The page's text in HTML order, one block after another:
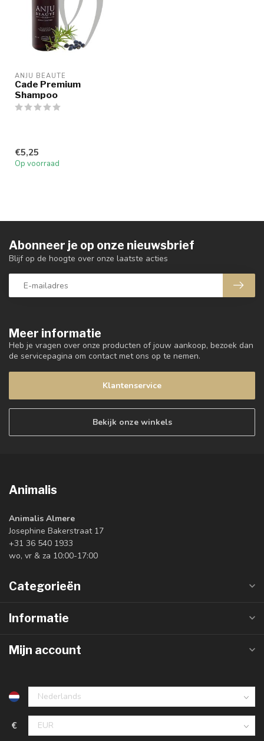
ANJU BEAUTE
Cade Premium
Shampoo
€5,25
Op voorraad
Meer informatie
Heb je vragen over onze producten of jouw aankoop, bezoek dan
de servicepagina om contact met ons op te nemen.
Klantenservice
Bekijk onze winkels
Abonneer je op onze nieuwsbrief
Blijf op de hoogte over onze laatste acties
Animalis
Animalis Almere
Josephine Bakerstraat 17
+31 36 540 1933
wo, vr & za 10:00-17:00
Categorieën
Informatie
Mijn account
€